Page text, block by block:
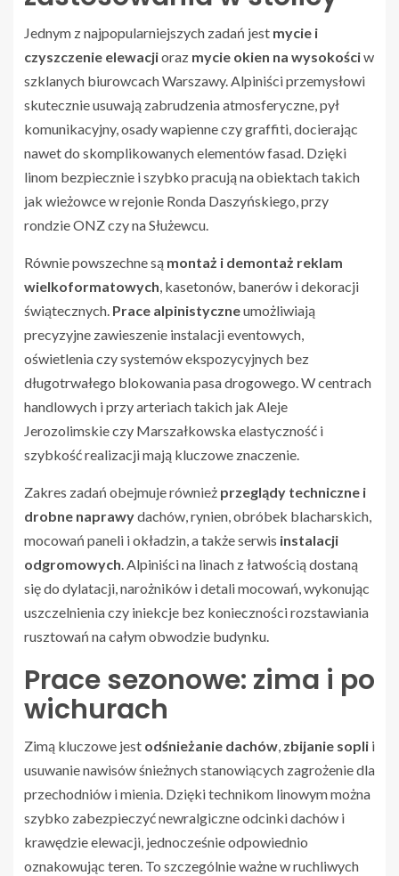
Jednym z najpopularniejszych zadań jest mycie i
czyszczenie elewacjioraz mycie okien na wysokościw
szklanych biurowcach Warszawy. Alpiniści przemysłowi
skutecznie usuwają zabrudzenia atmosferyczne, pył
komunikacyjny, osady wapienne czy graffiti, docierając
nawet do skomplikowanych elementów fasad. Dzięki
linom bezpiecznie i szybko pracują na obiektach takich
jak wieżowce w rejonie Ronda Daszyńskiego, przy
rondzie ONZ czy na Służewcu.
Równie powszechne są montaż i demontaż reklam
wielkoformatowych, kasetonów, banerów i dekoracji
świątecznych. Prace alpinistyczneumożliwiają
precyzyjne zawieszenie instalacji eventowych,
oświetlenia czy systemów ekspozycyjnych bez
długotrwałego blokowania pasa drogowego. W centrach
handlowych i przy arteriach takich jak Aleje
Jerozolimskie czy Marszałkowska elastyczność i
szybkość realizacji mają kluczowe znaczenie.
Zakres zadań obejmuje również przeglądy techniczne i
drobne naprawydachów, rynien, obróbek blacharskich,
mocowań paneli i okładzin, a także serwis instalacji
odgromowych. Alpiniści na linach z łatwością dostaną
się do dylatacji, narożników i detali mocowań, wykonując
uszczelnienia czy iniekcje bez konieczności rozstawiania
rusztowań na całym obwodzie budynku.
Prace sezonowe: zima i po
wichurach
Zimą kluczowe jest odśnieżanie dachów, zbijanie sopli i
usuwanie nawisów śnieżnych stanowiących zagrożenie dla
przechodniów i mienia. Dzięki technikom linowym można
szybko zabezpieczyć newralgiczne odcinki dachów i
krawędzie elewacji, jednocześnie odpowiednio
oznakowując teren. To szczególnie ważne w ruchliwych